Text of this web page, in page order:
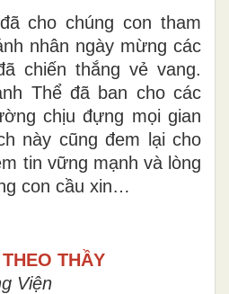
cho chúng con tham
nhân ngày mừng các
chiến thắng vẻ vang.
Thể đã ban cho các
chịu đựng mọi gian
này cũng đem lại cho
tin vững mạnh và lòng
con cầu xin…
THẦY
Viện